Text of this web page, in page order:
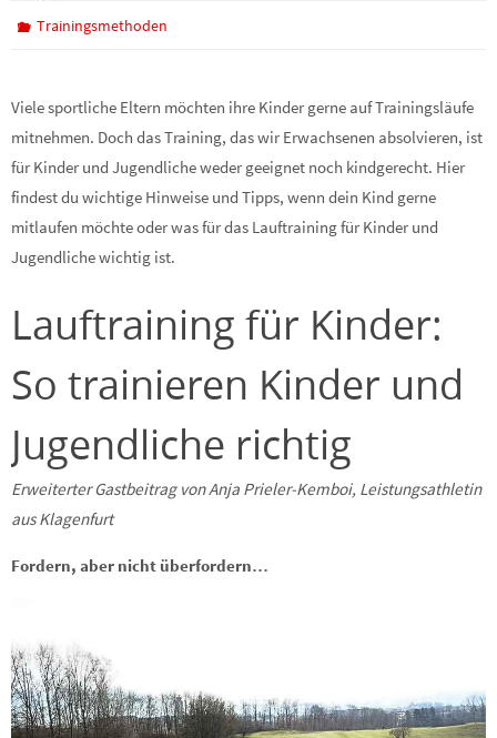
Trainingsmethoden
Viele sportliche Eltern möchten ihre Kinder gerne auf Trainingsläufe
mitnehmen. Doch das Training, das wir Erwachsenen absolvieren, ist
für Kinder und Jugendliche weder geeignet noch kindgerecht. Hier
findest du wichtige Hinweise und Tipps, wenn dein Kind gerne
mitlaufen möchte oder was für das Lauftraining für Kinder und
Jugendliche wichtig ist.
Lauftraining für Kinder:
So trainieren Kinder und
Jugendliche richtig
Erweiterter Gastbeitrag von Anja Prieler-Kemboi, Leistungsathletin
aus Klagenfurt
Fordern, aber nicht überfordern…